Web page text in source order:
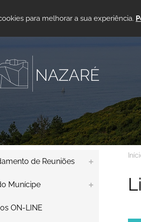
para melhorar a sua experiência.
de Reuniões
Munícipe
ON-LINE